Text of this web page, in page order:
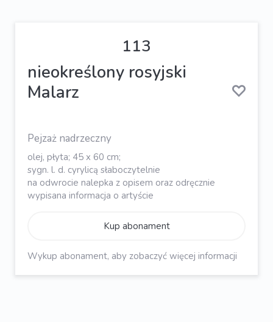
113
nieokreślony rosyjski
Malarz
Pejzaż nadrzeczny
olej, płyta; 45 x 60 cm;
sygn. l. d. cyrylicą słaboczytelnie
na odwrocie nalepka z opisem oraz odręcznie
wypisana informacja o artyście
Kup abonament
Wykup abonament, aby zobaczyć więcej informacji